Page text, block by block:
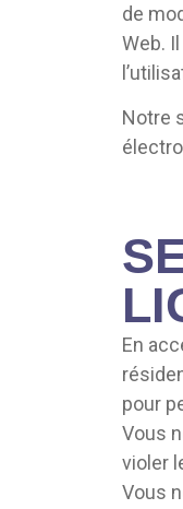
de
Web.
Notre
En
pour
Vous
violer
Vous